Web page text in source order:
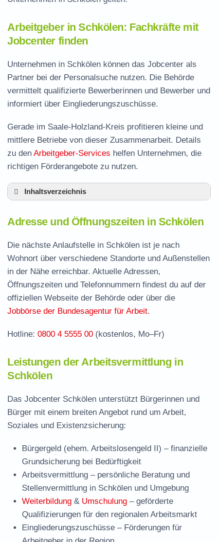
Arbeitgeber in Schkölen: Fachkräfte mit
Jobcenter finden
Unternehmen in Schkölen können das Jobcenter als
Partner bei der Personalsuche nutzen. Die Behörde
vermittelt qualifizierte Bewerberinnen und Bewerber und
informiert über Eingliederungszuschüsse.
Gerade im Saale-Holzland-Kreis profitieren kleine und
mittlere Betriebe von dieser Zusammenarbeit. Details
zu den Arbeitgeber-Services helfen Unternehmen, die
richtigen Förderangebote zu nutzen.
Inhaltsverzeichnis
Leistungen der Arbeitsvermittlung in Schkölen
Termin vereinbaren und Bürgergeld beantragen
Jobcenter Saale-Holzland-Kreis – zuständige
Stelle
Stellenangebote und Jobbörse in Schkölen
Häufige Fragen rund ums Jobcenter
Adresse und Öffnungszeiten in Schkölen
Die nächste Anlaufstelle in Schkölen ist je nach
Wohnort über verschiedene Standorte und Außenstellen
in der Nähe erreichbar. Aktuelle Adressen,
Öffnungszeiten und Telefonnummern findest du auf der
offiziellen Webseite der Behörde oder über die
Jobbörse der Bundesagentur für Arbeit.
Hotline: 0800 4 5555 00 (kostenlos, Mo–Fr)
Leistungen der Arbeitsvermittlung in
Schkölen
Das Jobcenter Schkölen unterstützt Bürgerinnen und
Bürger mit einem breiten Angebot rund um Arbeit,
Soziales und Existenzsicherung:
Bürgergeld (ehem. Arbeitslosengeld II) – finanzielle
Grundsicherung bei Bedürftigkeit
Arbeitsvermittlung – persönliche Beratung und
Stellenvermittlung in Schkölen und Umgebung
Weiterbildung & Umschulung – geförderte
Qualifizierungen für den regionalen Arbeitsmarkt
Eingliederungszuschüsse – Förderungen für